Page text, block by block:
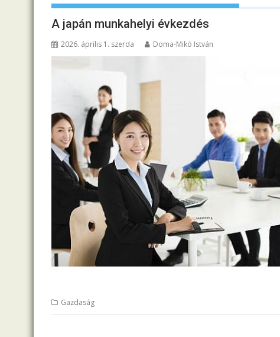
A japán munkahelyi évkezdés
2026. április 1. szerda Doma-Mikó István
Gazdaság